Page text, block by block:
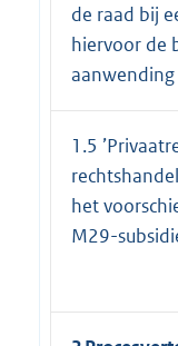
de raad bij
hiervoor de
1.5
het
M29-